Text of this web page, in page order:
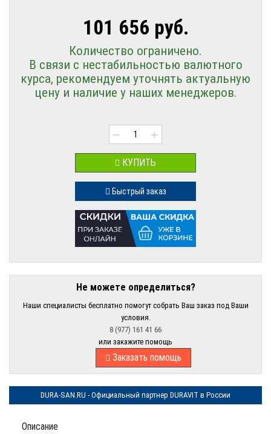
101 656 руб.
Количество ограничено.
В связи с нестабильностью валютного
курса, рекомендуем уточнять актуальную
цену и наличие у наших менеджеров.
− +
КУПИТЬ
Быстрый заказ
Не можете определиться?
Наши специалисты бесплатно помогут собрать Ваш заказ под Ваши
условия.
8 (977) 161 41 66
или закажите помощь
Заказать помощь
DURA-SAN.RU - Официальный партнер DURAVIT в России
Описание